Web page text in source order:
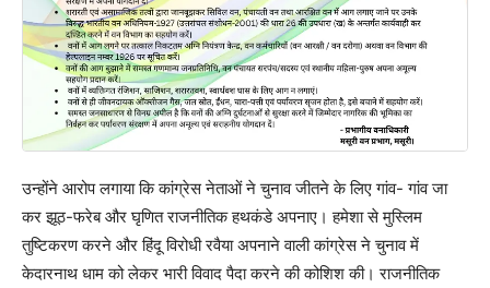
उन्होंने आरोप लगाया कि कांग्रेस नेताओं ने चुनाव जीतने के लिए गांव- गांव जा
कर झूठ-फरेब और घृणित राजनीतिक हथकंडे अपनाए। हमेशा से मुस्लिम
तुष्टिकरण करने और हिंदू विरोधी रवैया अपनाने वाली कांग्रेस ने चुनाव में
केदारनाथ धाम को लेकर भारी विवाद पैदा करने की कोशिश की। राजनीतिक